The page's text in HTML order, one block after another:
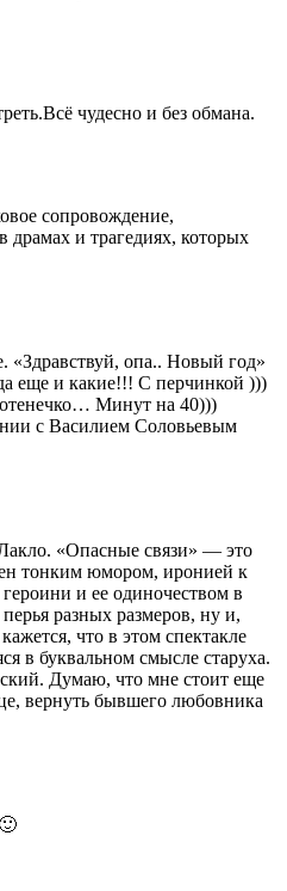
чудесно и без обмана.
сопровождение,
драмах и трагедиях, которых
опа.. Новый год»
еще и какие!!! С перчинкой )))
Минут на 40)))
с Василием Соловьевым
«Опасные связи» — это
тонким юмором, иронией к
и ее одиночеством в
разных размеров, ну и,
что в этом спектакле
в буквальном смысле старуха.
Думаю, что мне стоит еще
вернуть бывшего любовника